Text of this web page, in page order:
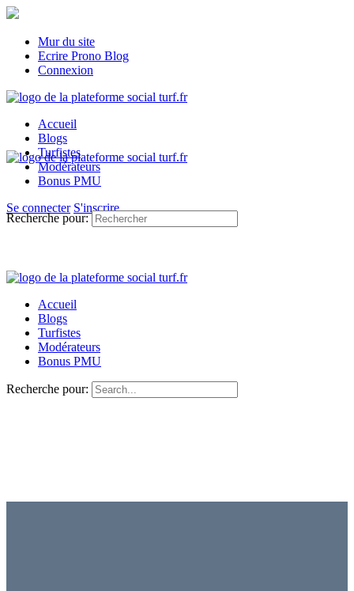
Mur du site
Ecrire Prono Blog
Connexion
Accueil
Blogs
Turfistes
Modérateurs
Bonus PMU
Se connecter S'inscrire
Recherche pour:
Accueil
Blogs
Turfistes
Modérateurs
Bonus PMU
Recherche pour: